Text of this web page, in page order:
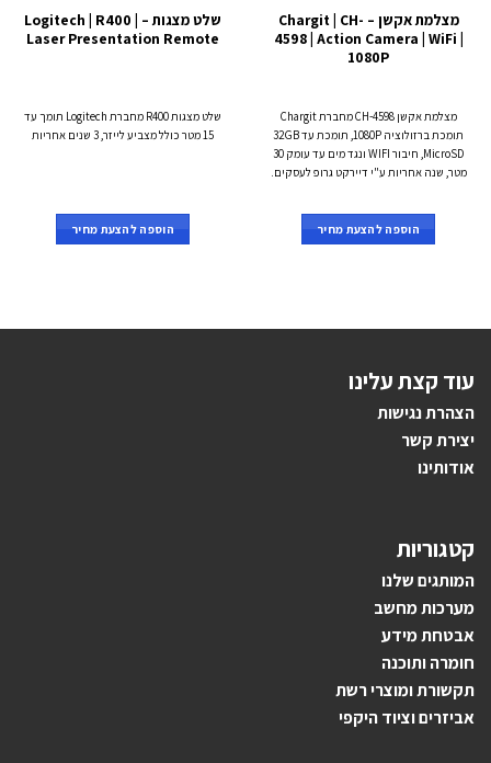
מצלמת אקשן – Chargit | CH-
4598 | Action Camera | WiFi |
1080P
מצלמת אקשן CH-4598 מחברת Chargit
תומכת ברזולוציה 1080P, תומכת עד 32GB
MicroSD, חיבור WIFI ונגד מים עד עומק 30
מטר, שנה אחריות ע"י דיירקט גרופ לעסקים.
הוספה להצעת מחיר
שלט מצגות – Logitech | R400 |
Laser Presentation Remote
שלט מצגות R400 מחברת Logitech תומך עד
15 מטר כולל מצביע לייזר, 3 שנים אחריות
הוספה להצעת מחיר
עוד קצת עלינו
הצהרת נגישות
יצירת קשר
אודותינו
קטגוריות
המותגים שלנו
מערכות מחשב
אבטחת מידע
חומרה ותוכנה
תקשורת ומוצרי רשת
אביזרים וציוד היקפי